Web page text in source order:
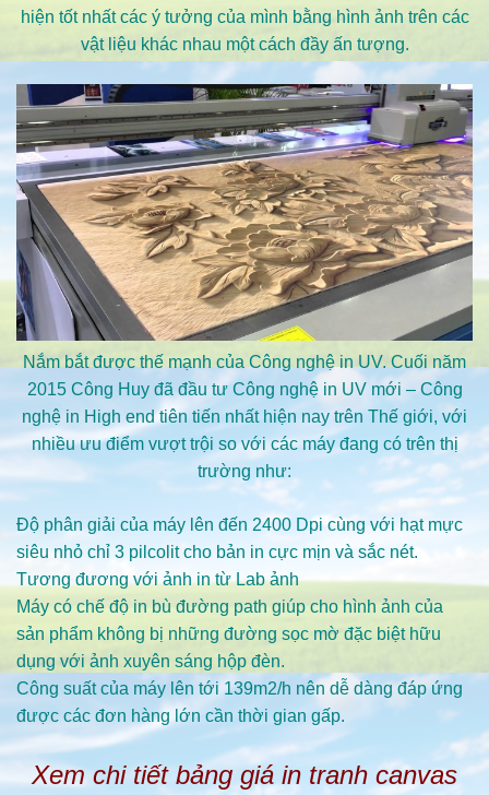
hiện tốt nhất các ý tưởng của mình bằng hình ảnh trên các
vật liệu khác nhau một cách đầy ấn tượng.
Nắm bắt được thế mạnh của Công nghệ in UV. Cuối năm
2015 Công Huy đã đầu tư Công nghệ in UV mới – Công
nghệ in High end tiên tiến nhất hiện nay trên Thế giới, với
nhiều ưu điểm vượt trội so với các máy đang có trên thị
trường như:
Độ phân giải của máy lên đến 2400 Dpi cùng với hạt mực
siêu nhỏ chỉ 3 pilcolit cho bản in cực mịn và sắc nét.
Tương đương với ảnh in từ Lab ảnh
Máy có chế độ in bù đường path giúp cho hình ảnh của
sản phẩm không bị những đường sọc mờ đặc biệt hữu
dụng với ảnh xuyên sáng hộp đèn.
Công suất của máy lên tới 139m2/h nên dễ dàng đáp ứng
được các đơn hàng lớn cần thời gian gấp.
Xem chi tiết bảng giá in tranh canvas